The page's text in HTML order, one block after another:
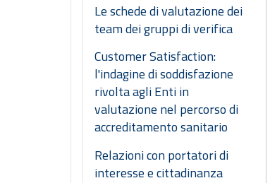
Le schede di valutazione dei
team dei gruppi di verifica
Customer Satisfaction:
l'indagine di soddisfazione
rivolta agli Enti in
valutazione nel percorso di
accreditamento sanitario
Relazioni con portatori di
interesse e cittadinanza